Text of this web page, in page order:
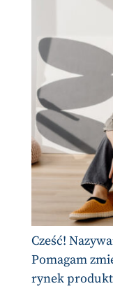
Cześć!
Pomagam
rynek